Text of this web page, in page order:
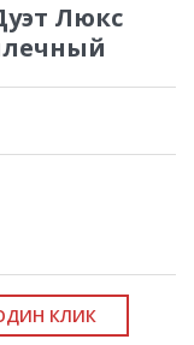
Люкс
КЛИК